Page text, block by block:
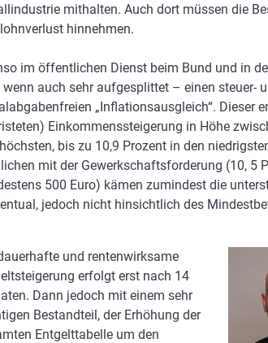
mithalten. Auch dort müssen die
hinnehmen.
im öffentlichen Dienst beim Bund und in
auch sehr aufgesplittet – einen steuer-
„Inflationsausgleich“. Dieser
Einkommenssteigerung in Höhe
bis zu 10,9 Prozent in den
mit der Gewerkschaftsforderung (10, 5
500 Euro) kämen zumindest die
jedoch nicht hinsichtlich des
und rentenwirksame
erfolgt erst nach 14
Dann jedoch mit einem sehr
Bestandteil, der Erhöhung der
Entgelttabelle um den